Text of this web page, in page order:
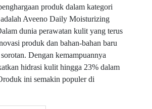
produk dalam kategori
Aveeno Daily Moisturizing
dunia perawatan kulit yang terus
produk dan bahan-bahan baru
Dengan kemampuannya
hidrasi kulit hingga 23% dalam
ini semakin populer di